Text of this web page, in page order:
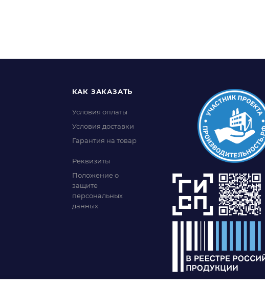
КАК ЗАКАЗАТЬ
Условия оплаты
Условия доставки
Гарантия на товар
Реквизиты
Положение о
защите
персональных
данных